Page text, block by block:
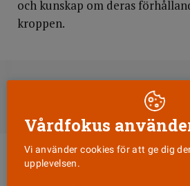
och kunskap om deras
kroppen.
Till Vårdfokus
Vårdfokus
Vi använder cookies för att ge dig
upplevelsen.